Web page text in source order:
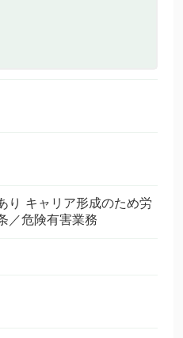
キャリア形成のため労
／危険有害業務